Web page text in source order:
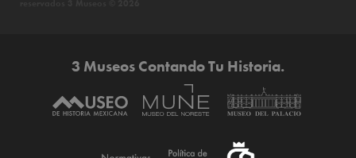
3 Museos Contando Tu Historia.